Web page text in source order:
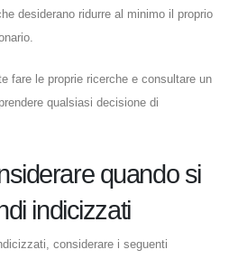
desiderano ridurre al minimo il proprio
fare le proprie ricerche e consultare un
qualsiasi decisione di
quando si
indicizzati
considerare i seguenti